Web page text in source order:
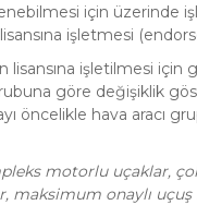
için üzerinde
lisansına işletmesi
lisansına işletilmesi
göre değişiklik
öncelikle hava aracı
motorlu uçaklar,
maksimum onaylı